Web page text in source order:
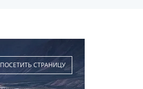
ПОСЕТИТЬ СТРАНИЦУ